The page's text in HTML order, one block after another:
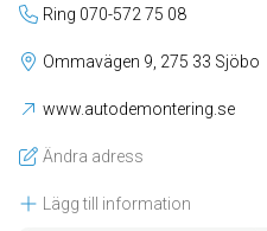
Ring 070-572 75 08
Ommavägen 9, 275 33 Sjöbo
www.autodemontering.se
Ändra adress
Lägg till information